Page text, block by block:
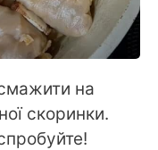
на
скоринки.